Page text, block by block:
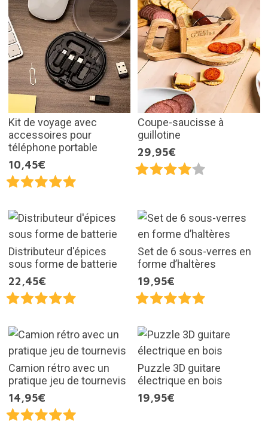
Kit de voyage avec
accessoires pour
téléphone portable
10,45€
Coupe-saucisse à
guillotine
29,95€
Distributeur d'épices
sous forme de batterie
22,45€
Set de 6 sous-verres en
forme d’haltères
19,95€
Camion rétro avec un
pratique jeu de tournevis
14,95€
Puzzle 3D guitare
électrique en bois
19,95€